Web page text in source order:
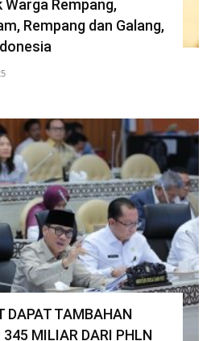
Warga Rempang,
Rempang dan Galang,
DAPAT TAMBAHAN
345 MILIAR DARI PHLN